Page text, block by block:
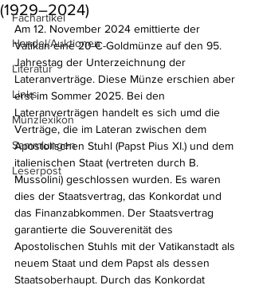
Fachartikel
Handel/Auktionen
Literatur
Links
Münzlexikon
Sammlungen
Leserpost
(1929–2024)
Am 12. November 2024 emittierte der
Vatikan eine 20-€-Goldmünze auf den 95.
Jahrestag der Unterzeichnung der
Lateranverträge. Diese Münze erschien aber
erst im Sommer 2025. Bei den
Lateranverträgen handelt es sich umd die
Verträge, die im Lateran zwischen dem
Apostolischen Stuhl (Papst Pius XI.) und dem
italienischen Staat (vertreten durch B.
Mussolini) geschlossen wurden. Es waren
dies der Staatsvertrag, das Konkordat und
das Finanzabkommen. Der Staatsvertrag
garantierte die Souverenität des
Apostolischen Stuhls mit der Vatikanstadt als
neuem Staat und dem Papst als dessen
Staatsoberhaupt. Durch das Konkordat